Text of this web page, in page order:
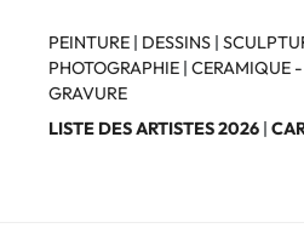
contenu
principal
PEINTURE | DESSINS |
PHOTOGRAPHIE | CERAMIQUE
GRAVURE
LISTE DES ARTISTES 2026 |